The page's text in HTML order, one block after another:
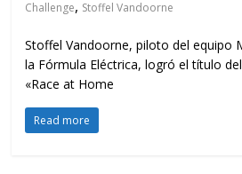
Challenge, Stoffel Vandoorne
Stoffel Vandoorne, piloto del equipo
la Fórmula Eléctrica, logró el título
«Race at Home
Read more